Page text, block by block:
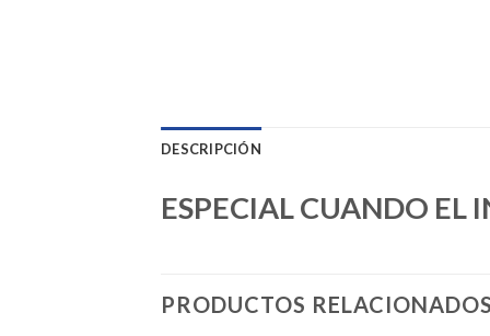
DESCRIPCIÓN
ESPECIAL CUANDO EL
PRODUCTOS